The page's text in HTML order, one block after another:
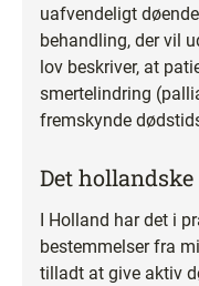
uafvendeligt
behandling, der vil
lov beskriver, at
smertelindring
fremskynde
Det
I Holland har det i
bestemmelser fra
tilladt at give aktiv